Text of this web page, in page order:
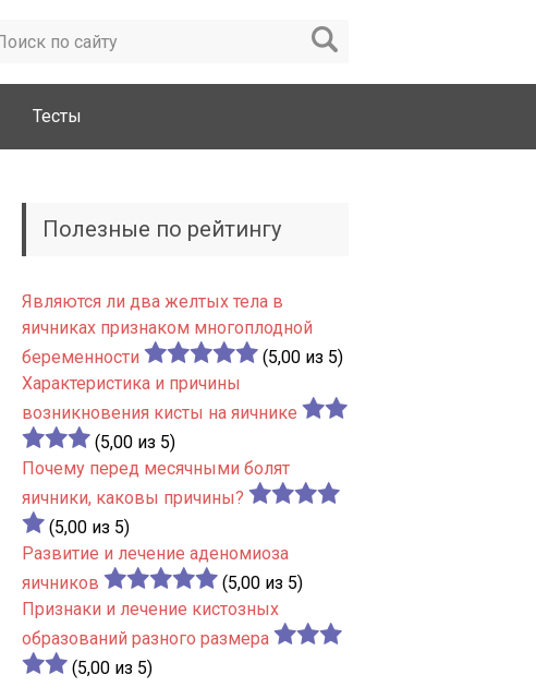
Тесты
Полезные по рейтингу
Являются ли два желтых тела в
яичниках признаком многоплодной
беременности
(5,00 из 5)
Характеристика и причины
возникновения кисты на яичнике
(5,00 из 5)
Почему перед месячными болят
яичники, каковы причины?
(5,00 из 5)
Развитие и лечение аденомиоза
яичников
(5,00 из 5)
Признаки и лечение кистозных
образований разного размера
(5,00 из 5)